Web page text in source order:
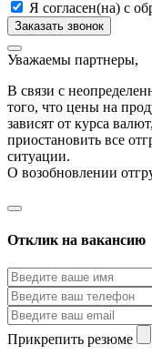
Я согласен(на) с
Уважаемы партнеры,
В связи с
того, что цены на
зависят от курса
приостановить все
ситуации.
О возобновлении
Отклик на вакансию
Прикрепить резюме